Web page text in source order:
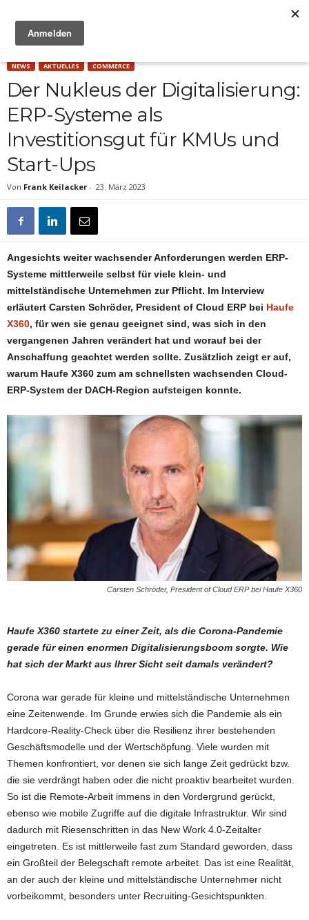
NEWS AKTUELLES COMMERCE
Der Nukleus der Digitalisierung:
ERP-Systeme als
Investitionsgut für KMUs und
Start-Ups
Von Frank Keilacker - 23. März 2023
Angesichts weiter wachsender Anforderungen werden ERP-
Systeme mittlerweile selbst für viele klein- und
mittelständische Unternehmen zur Pflicht. Im Interview
erläutert Carsten Schröder, President of Cloud ERP bei Haufe
X360, für wen sie genau geeignet sind, was sich in den
vergangenen Jahren verändert hat und worauf bei der
Anschaffung geachtet werden sollte. Zusätzlich zeigt er auf,
warum Haufe X360 zum am schnellsten wachsenden Cloud-
ERP-System der DACH-Region aufsteigen konnte.
Carsten Schröder, President of Cloud ERP bei Haufe X360
Haufe X360 startete zu einer Zeit, als die Corona-Pandemie
gerade für einen enormen Digitalisierungsboom sorgte. Wie
hat sich der Markt aus Ihrer Sicht seit damals verändert?
Corona war gerade für kleine und mittelständische Unternehmen
eine Zeitenwende. Im Grunde erwies sich die Pandemie als ein
Hardcore-Reality-Check über die Resilienz ihrer bestehenden
Geschäftsmodelle und der Wertschöpfung. Viele wurden mit
Themen konfrontiert, vor denen sie sich lange Zeit gedrückt bzw.
die sie verdrängt haben oder die nicht proaktiv bearbeitet wurden.
So ist die Remote-Arbeit immens in den Vordergrund gerückt,
ebenso wie mobile Zugriffe auf die digitale Infrastruktur. Wir sind
dadurch mit Riesenschritten in das New Work 4.0-Zeitalter
eingetreten. Es ist mittlerweile fast zum Standard geworden, dass
ein Großteil der Belegschaft remote arbeitet. Das ist eine Realität,
an der auch der kleine und mittelständische Unternehmer nicht
vorbeikommt, besonders unter Recruiting-Gesichtspunkten.